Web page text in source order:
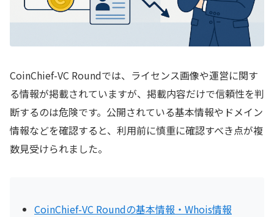
CoinChief-VC Roundでは、ライセンス画像や運営に関す
る情報が掲載されていますが、掲載内容だけで信頼性を判
断するのは危険です。公開されている基本情報やドメイン
情報などを確認すると、利用前に慎重に確認すべき点が複
数見受けられました。
CoinChief-VC Roundの基本情報・Whois情報